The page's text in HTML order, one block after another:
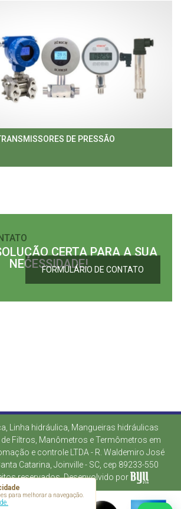
DE PRESSÃO
CERTA PARA A SUA
NECESSIDADE!
FORMULÁRIO DE CONTATO
Linha hidráulica, Mangueiras hidráulicas
Filtros, Manômetros e Termômetros em
e controle LTDA - R. Waldemiro José
Catarina, Joinville - SC, cep 89233-550
reservados. Desenvolvido por
para melhorar a navegação.